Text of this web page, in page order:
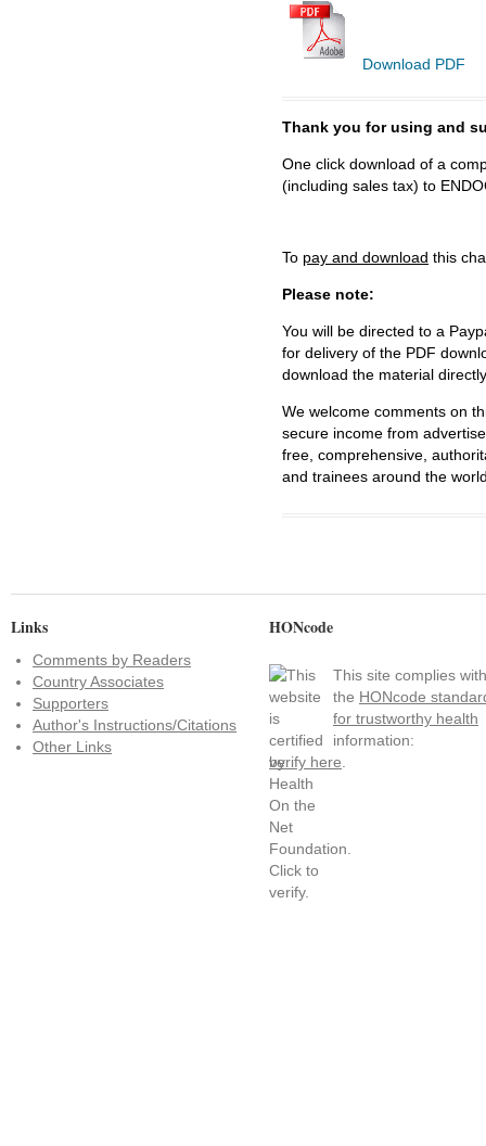
Download PDF
Thank you for using and
One click download of a
(including sales tax) to
To pay and download this
Please note:
You will be directed to a
for delivery of the PDF
download the material
We welcome comments on
secure income from
free, comprehensive,
and trainees around the
Links
Comments by Readers
Country Associates
Supporters
Author's Instructions/Citations
Other Links
HONcode
This site complies with
the HONcode
for trustworthy health
information:
verify here.